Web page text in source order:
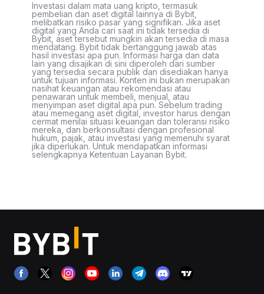
Investasi dalam mata uang kripto, termasuk
pembelian dan aset digital lainnya di Bybit,
melibatkan risiko pasar yang signifikan. Jika aset
digital yang Anda cari saat ini tidak tersedia di
Bybit, aset tersebut mungkin akan tersedia di masa
mendatang. Bybit tidak bertanggung jawab atas
hasil investasi apa pun. Informasi harga dan data
lain yang disajikan di sini diperoleh dari sumber
yang tersedia secara publik dan disediakan hanya
untuk tujuan informasi. Konten ini bukan merupakan
nasihat keuangan atau rekomendasi atau
penawaran untuk membeli, menjual, atau
menyimpan aset digital apa pun. Sebelum trading
atau memegang aset digital, investor harus dengan
cermat menilai situasi keuangan dan toleransi risiko
mereka, dan berkonsultasi dengan profesional
hukum, pajak, atau investasi yang memenuhi syarat
jika diperlukan. Untuk mendapatkan informasi
selengkapnya Ketentuan Layanan Bybit.